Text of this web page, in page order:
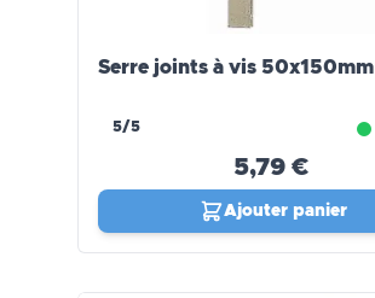
Serre joints à vis 50x150mm
5/5
5,79 €
Ajouter panier